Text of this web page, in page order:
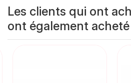
Les clients qui ont
ont également acheté